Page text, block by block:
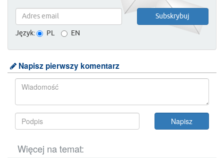
Język: PL EN
Napisz pierwszy komentarz
Więcej na temat: